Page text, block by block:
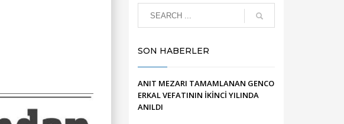
SON HABERLER
ANIT MEZARI TAMAMLANAN GENCO
ERKAL VEFATININ İKİNCİ YILINDA
ANILDI